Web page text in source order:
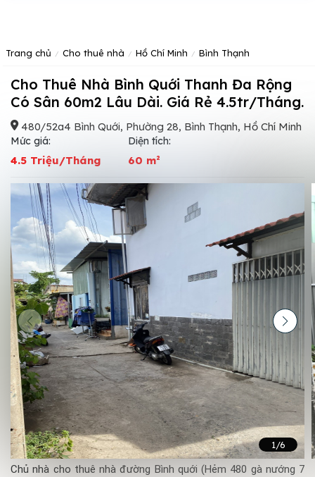
Trang chủ Cho thuê nhà Hồ Chí Minh Bình Thạnh
Cho Thuê Nhà Bình Quới Thanh Đa Rộng
Có Sân 60m2 Lâu Dài. Giá Rẻ 4.5tr/Tháng.
480/52a4 Bình Quới, Phường 28, Bình Thạnh, Hồ Chí Minh
Mức giá:
4.5 Triệu/Tháng
Diện tích:
60 m²
1/6
Chủ nhà cho thuê nhà đường Bình quới (Hẻm 480 gà nướng 7